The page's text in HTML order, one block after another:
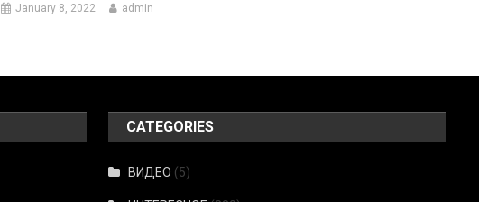
January 8, 2022 admin
CATEGORIES
ВИДЕО (5)